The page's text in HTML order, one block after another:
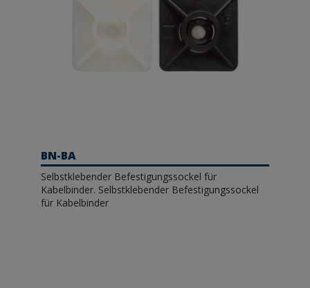
BN-BA
Selbstklebender Befestigungssockel für
Kabelbinder. Selbstklebender Befestigungssockel
für Kabelbinder